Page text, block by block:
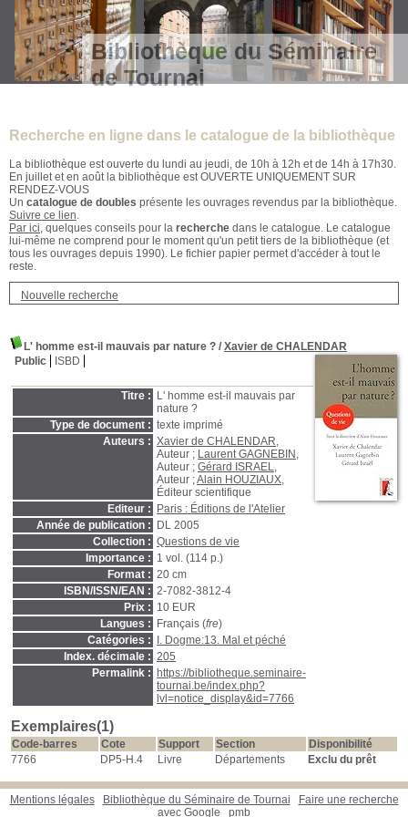
Bibliothèque du Séminaire
de Tournai
Recherche en ligne dans le catalogue de la bibliothèque
La bibliothèque est ouverte du lundi au jeudi, de 10h à 12h et de 14h à 17h30.
En juillet et en août la bibliothèque est OUVERTE UNIQUEMENT SUR
RENDEZ-VOUS
Un catalogue de doubles présente les ouvrages revendus par la bibliothèque.
Suivre ce lien.
Par ici, quelques conseils pour la recherche dans le catalogue. Le catalogue
lui-même ne comprend pour le moment qu'un petit tiers de la bibliothèque (et
tous les ouvrages depuis 1990). Le fichier papier permet d'accéder à tout le
reste.
Nouvelle recherche
L' homme est-il mauvais par nature ? / Xavier de CHALENDAR
Public
ISBD
Titre :
L' homme est-il mauvais par
nature ?
Type de document : texte imprimé
Auteurs : Xavier de CHALENDAR,
Auteur ; Laurent GAGNEBIN ,
Auteur ; Gérard ISRAEL,
Auteur ;Alain HOUZIAUX,
Éditeur scientifique
Editeur :
Paris : Éditions de l'Atelier
Année de publication :
DL 2005
Collection : Questions de vie
Importance : 1 vol. (114 p.)
Format : 20 cm
ISBN/ISSN/EAN : 2-7082-3812-4
Prix : 10 EUR
Langues :
Français (fre)
Catégories :
I. Dogme:13. Mal et péché
Index. décimale : 205
Permalink :
https://bibliotheque.seminaire-
tournai.be/index.php?
lvl=notice_display&id=7766
Exemplaires(1)
Code-barres Cote Support Section
Disponibilité
7766
DP5-H.4 Livre Départements Exclu du prêt
Mentions légales Bibliothèque du Séminaire de Tournai
Faire une recherche
avec Google
pmb